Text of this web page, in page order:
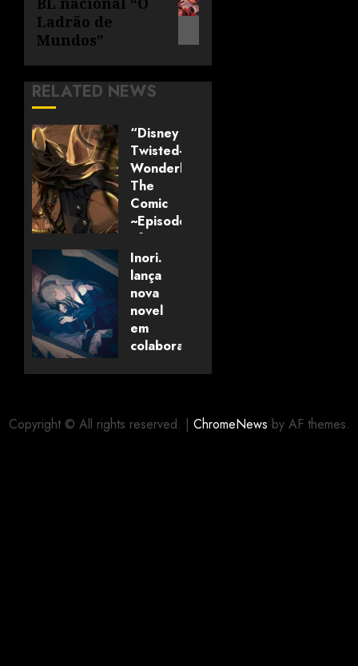
Ladrão de
Mundos”
RELATED NEWS
“Disney
Twisted-
Wonderland:
The
Comic
~Episode
of
Savanaclaw~”
anunciado
pela
Universo
dos
Livros
Inori.
lança
nova
novel
em
colaboração
Copyright © All rights reserved. | ChromeNews by AF themes.